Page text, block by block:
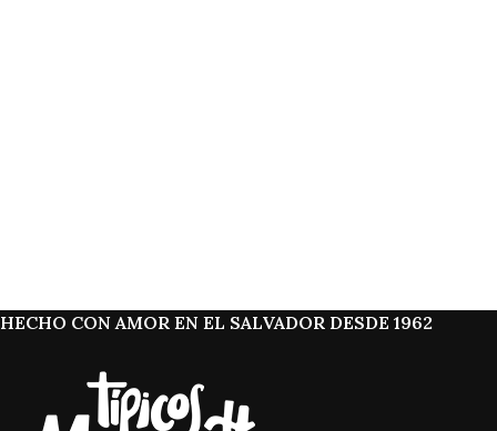
HECHO CON AMOR EN EL SALVADOR DESDE 1962